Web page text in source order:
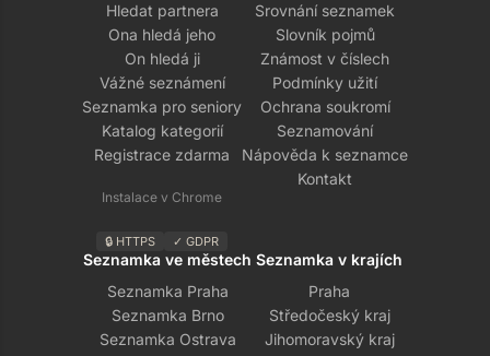
Hledat partnera
Ona hledá jeho
On hledá ji
Vážné seznámení
Seznamka pro seniory
Katalog kategorií
Registrace zdarma
Instalace v Chrome
🔒 HTTPS ✓ GDPR
Srovnání seznamek
Slovník pojmů
Známost v číslech
Podmínky užití
Ochrana soukromí
Seznamování
Nápověda k seznamce
Kontakt
Seznamka ve městech
Seznamka Praha
Seznamka Brno
Seznamka Ostrava
Seznamka v krajích
Praha
Středočeský kraj
Jihomoravský kraj